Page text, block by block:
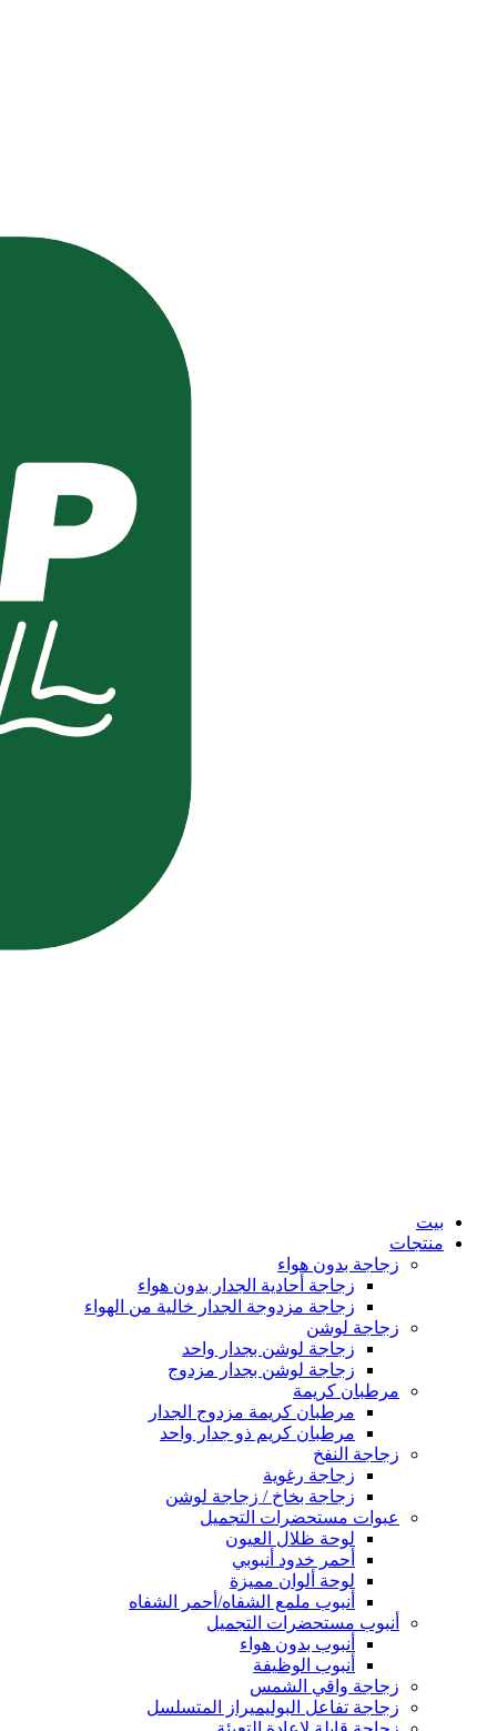
بيت
منتجات
زجاجة بدون هواء
زجاجة أحادية الجدار بدون هواء
زجاجة مزدوجة الجدار خالية من الهواء
زجاجة لوشن
زجاجة لوشن بجدار واحد
زجاجة لوشن بجدار مزدوج
مرطبان كريمة
مرطبان كريمة مزدوج الجدار
مرطبان كريم ذو جدار واحد
زجاجة النفخ
زجاجة رغوية
زجاجة بخاخ / زجاجة لوشن
عبوات مستحضرات التجميل
لوحة ظلال العيون
أحمر خدود أنبوبي
لوحة ألوان مميزة
أنبوب ملمع الشفاه/أحمر الشفاه
أنبوب مستحضرات التجميل
أنبوب بدون هواء
أنبوب الوظيفة
زجاجة واقي الشمس
زجاجة تفاعل البوليميراز المتسلسل